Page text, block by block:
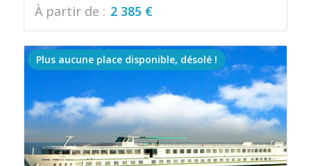
À partir de : 2 385 €
Plus aucune place disponible, désolé !